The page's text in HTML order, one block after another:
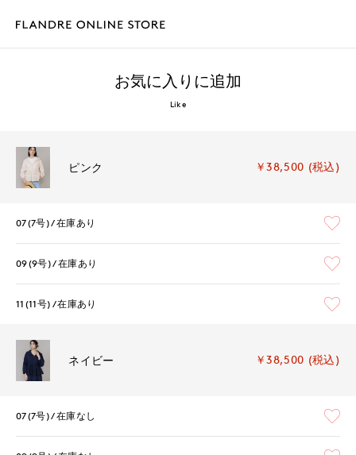
お気に入りに追加
Like
ピンク ￥38,500 (税込)
07(7号) 在庫あり
09(9号) 在庫あり
11(11号) 在庫あり
ネイビー ￥38,500 (税込)
07(7号) 在庫なし